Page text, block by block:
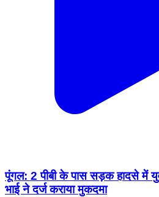
पूंगल: 2 पीबी के पास सड़क हादसे में
भाई ने दर्ज कराया मुकदमा